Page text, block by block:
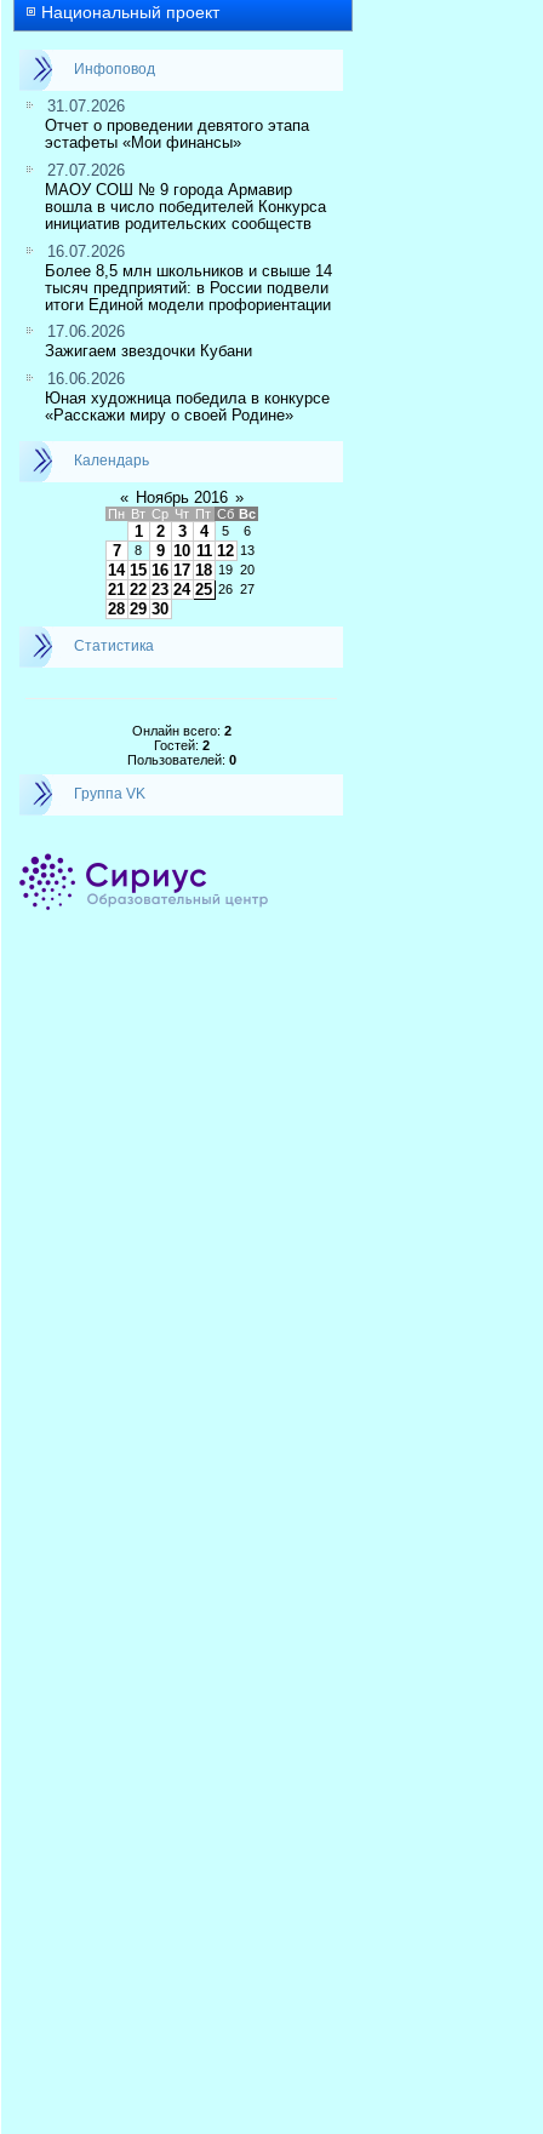
Национальный проект
Инфоповод
31.07.2026
Отчет о проведении девятого этапа
эстафеты «Мои финансы»
27.07.2026
МАОУ СОШ № 9 города Армавир
вошла в число победителей Конкурса
инициатив родительских сообществ
16.07.2026
Более 8,5 млн школьников и свыше 14
тысяч предприятий: в России подвели
итоги Единой модели профориентации
17.06.2026
Зажигаем звездочки Кубани
16.06.2026
Юная художница победила в конкурсе
«Расскажи миру о своей Родине»
Календарь
« Ноябрь 2016 »
Пн Вт Ср Чт Пт Сб Вс
1 2 3 4 5 6
7 8 9 10 11 12 13
14 15 16 17 18 19 20
21 22 23 24 25 26 27
28 29 30
Статистика
Онлайн всего: 2
Гостей: 2
Пользователей: 0
Группа VK